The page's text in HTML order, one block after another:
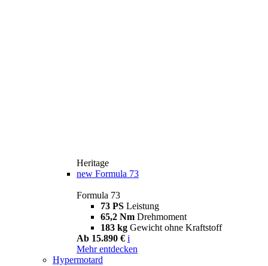
Heritage
new Formula 73
Formula 73
73 PS Leistung
65,2 Nm Drehmoment
183 kg Gewicht ohne Kraftstoff
Ab 15.890 € i
Mehr entdecken
Hypermotard